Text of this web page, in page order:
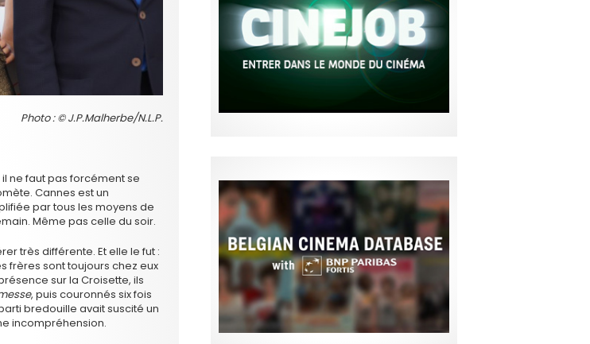
Photo : © J.P.Malherbe/N.L.P.
il ne faut pas forcément se
Cannes est un
par tous les moyens de
Même pas celle du soir.
très différente. Et elle le fut :
frères sont toujours chez eux
sur la Croisette, ils
, puis couronnés six fois
bredouille avait suscité un
incompréhension.